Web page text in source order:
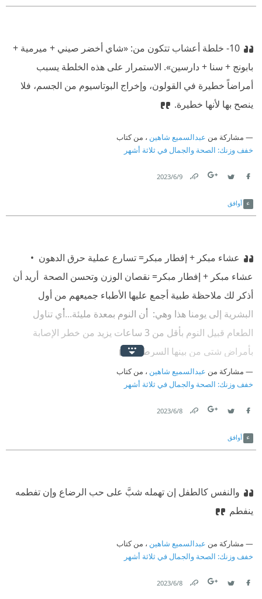
10- خلطة أعشاب تتكون من: «شاي أخضر صيني + ميرمية +
بابونج + سنا + دارسين». ‫ الاستمرار على هذه الخلطة يسبب
أمراضاً خطيرة في القولون، وإخراج البوتاسيوم من الجسم، فلا
ينصح بها لأنها خطيرة.
مشاركة من عبدالسميع شاهين ، من كتاب
خفف وزنك: الصحة والجمال في ثلاثة أشهر
9‏/6‏/2023
أوافق
عشاء مبكر + إفطار مبكر= تسارع عملية حرق الدهون ‫ •
عشاء مبكر + إفطار مبكر= نقصان الوزن وتحسن الصحة ‫ أريد أن
أذكر لك ملاحظة طبية أجمع عليها الأطباء جميعهم من أول
البشرية إلى يومنا هذا وهي: ‫ أن النوم بمعدة مليئة...أي تناول
الطعام قبيل النوم بأقل من 3 ساعات يزيد من خطر الإصابة
بأمراض شتى من بينها السرطان
مشاركة من عبدالسميع شاهين ، من كتاب
خفف وزنك: الصحة والجمال في ثلاثة أشهر
8‏/6‏/2023
أوافق
والنفس كالطفل إن تهمله شبَّ على ‫ حب الرضاع وإن تفطمه
ينفطم
مشاركة من عبدالسميع شاهين ، من كتاب
خفف وزنك: الصحة والجمال في ثلاثة أشهر
8‏/6‏/2023